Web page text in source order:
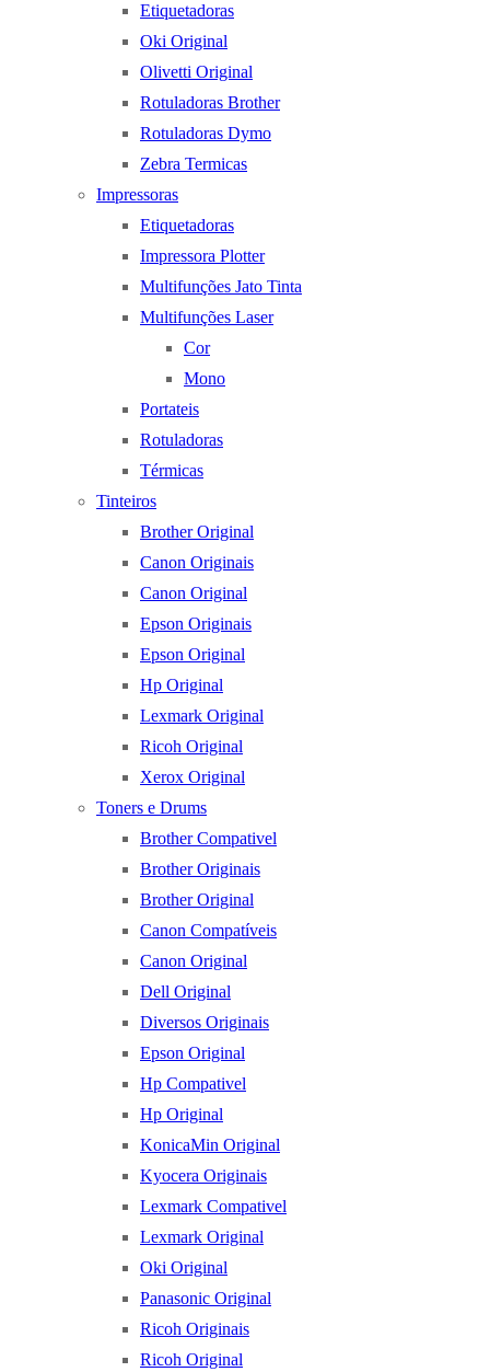
Etiquetadoras
Oki Original
Olivetti Original
Rotuladoras Brother
Rotuladoras Dymo
Zebra Termicas
Impressoras
Etiquetadoras
Impressora Plotter
Multifunções Jato Tinta
Multifunções Laser
Cor
Mono
Portateis
Rotuladoras
Térmicas
Tinteiros
Brother Original
Canon Originais
Canon Original
Epson Originais
Epson Original
Hp Original
Lexmark Original
Ricoh Original
Xerox Original
Toners e Drums
Brother Compativel
Brother Originais
Brother Original
Canon Compatíveis
Canon Original
Dell Original
Diversos Originais
Epson Original
Hp Compativel
Hp Original
KonicaMin Original
Kyocera Originais
Lexmark Compativel
Lexmark Original
Oki Original
Panasonic Original
Ricoh Originais
Ricoh Original